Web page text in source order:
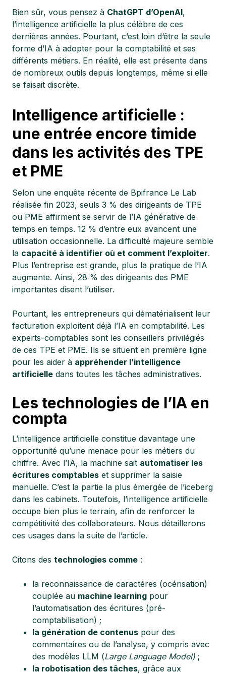
Bien sûr, vous pensez à ChatGPT d’OpenAI,
l’intelligence artificielle la plus célèbre de ces
dernières années. Pourtant, c’est loin d‘être la seule
forme d’IA à adopter pour la comptabilité et ses
différents métiers. En réalité, elle est présente dans
de nombreux outils depuis longtemps, même si elle
se faisait discrète.
Intelligence artificielle :
une entrée encore timide
dans les activités des TPE
et PME
Selon une enquête récente de Bpifrance Le Lab
réalisée fin 2023, seuls 3 % des dirigeants de TPE
ou PME affirment se servir de l’IA générative de
temps en temps. 12 % d’entre eux avancent une
utilisation occasionnelle. La difficulté majeure semble
la capacité à identifier où et comment l’exploiter.
Plus l’entreprise est grande, plus la pratique de l’IA
augmente. Ainsi, 28 % des dirigeants des PME
importantes disent l’utiliser.
Pourtant, les entrepreneurs qui dématérialisent leur
facturation exploitent déjà l’IA en comptabilité. Les
experts-comptables sont les conseillers privilégiés
de ces TPE et PME. Ils se situent en première ligne
pour les aider à appréhender l’intelligence
artificielle dans toutes les tâches administratives.
Les technologies de l’IA en
compta
L’intelligence artificielle constitue davantage une
opportunité qu’une menace pour les métiers du
chiffre. Avec l’IA, la machine sait automatiser les
écritures comptables et supprimer la saisie
manuelle. C’est la partie la plus émergée de l’iceberg
dans les cabinets. Toutefois, l’intelligence artificielle
occupe bien plus le terrain, afin de renforcer la
compétitivité des collaborateurs. Nous détaillerons
ces usages dans la suite de l’article.
Citons des technologies comme :
la reconnaissance de caractères (océrisation)
couplée au machine learning pour
l’automatisation des écritures (pré-
comptabilisation) ;
la génération de contenus pour des
commentaires ou de l’analyse, y compris avec
des modèles LLM (Large Language Model) ;
la robotisation des tâches, grâce aux